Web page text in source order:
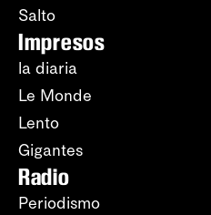
Salto
Impresos
la diaria
Le Monde
Lento
Gigantes
Radio
Periodismo